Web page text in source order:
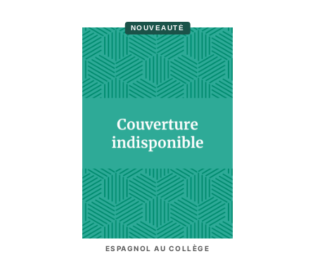
NOUVEAUTÉ
ESPAGNOL AU COLLÈGE